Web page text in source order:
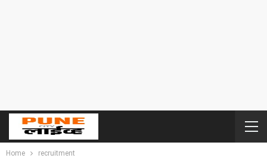
Home
recruitment